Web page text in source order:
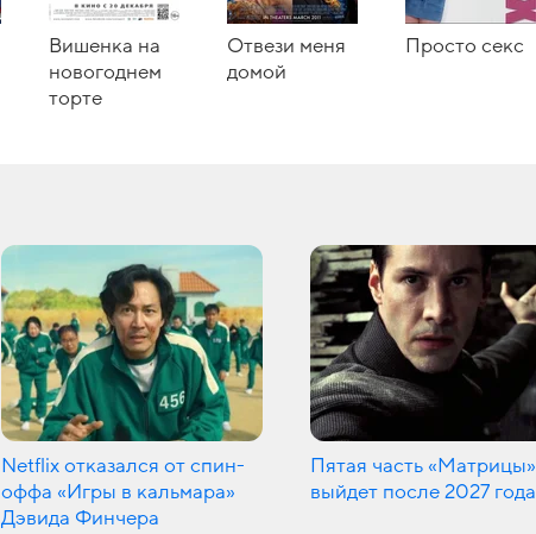
Вишенка на
новогоднем
торте
Отвези меня
домой
Просто секс
Netflix отказался от спин-
оффа «Игры в кальмара»
Дэвида Финчера
Пятая часть «Матрицы»
выйдет после 2027 года